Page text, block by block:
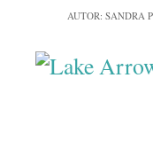
AUTOR: SANDRA